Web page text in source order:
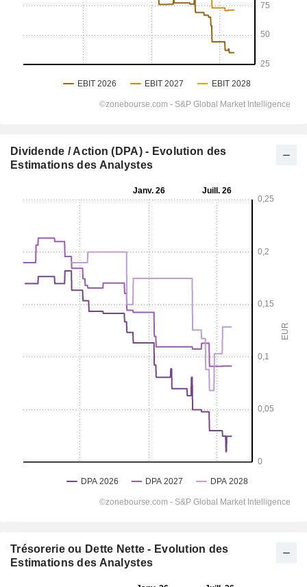
Dividende / Action (DPA) - Evolution des
Estimations des Analystes
Trésorerie ou Dette Nette - Evolution des
Estimations des Analystes